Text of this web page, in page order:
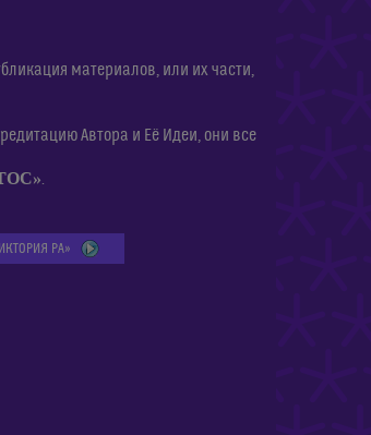
материалов, или их части,
Автора и Её Идеи, они все
.
РА»